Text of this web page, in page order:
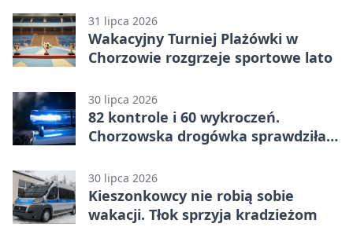
31 lipca 2026
Wakacyjny Turniej Plażówki w
Chorzowie rozgrzeje sportowe lato
30 lipca 2026
82 kontrole i 60 wykroczeń.
Chorzowska drogówka sprawdziła
30 lipca 2026
Kieszonkowcy nie robią sobie
wakacji. Tłok sprzyja kradzieżom